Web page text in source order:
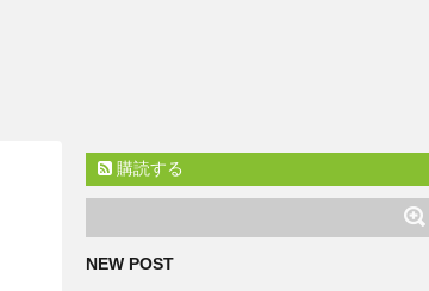
購読する
NEW POST